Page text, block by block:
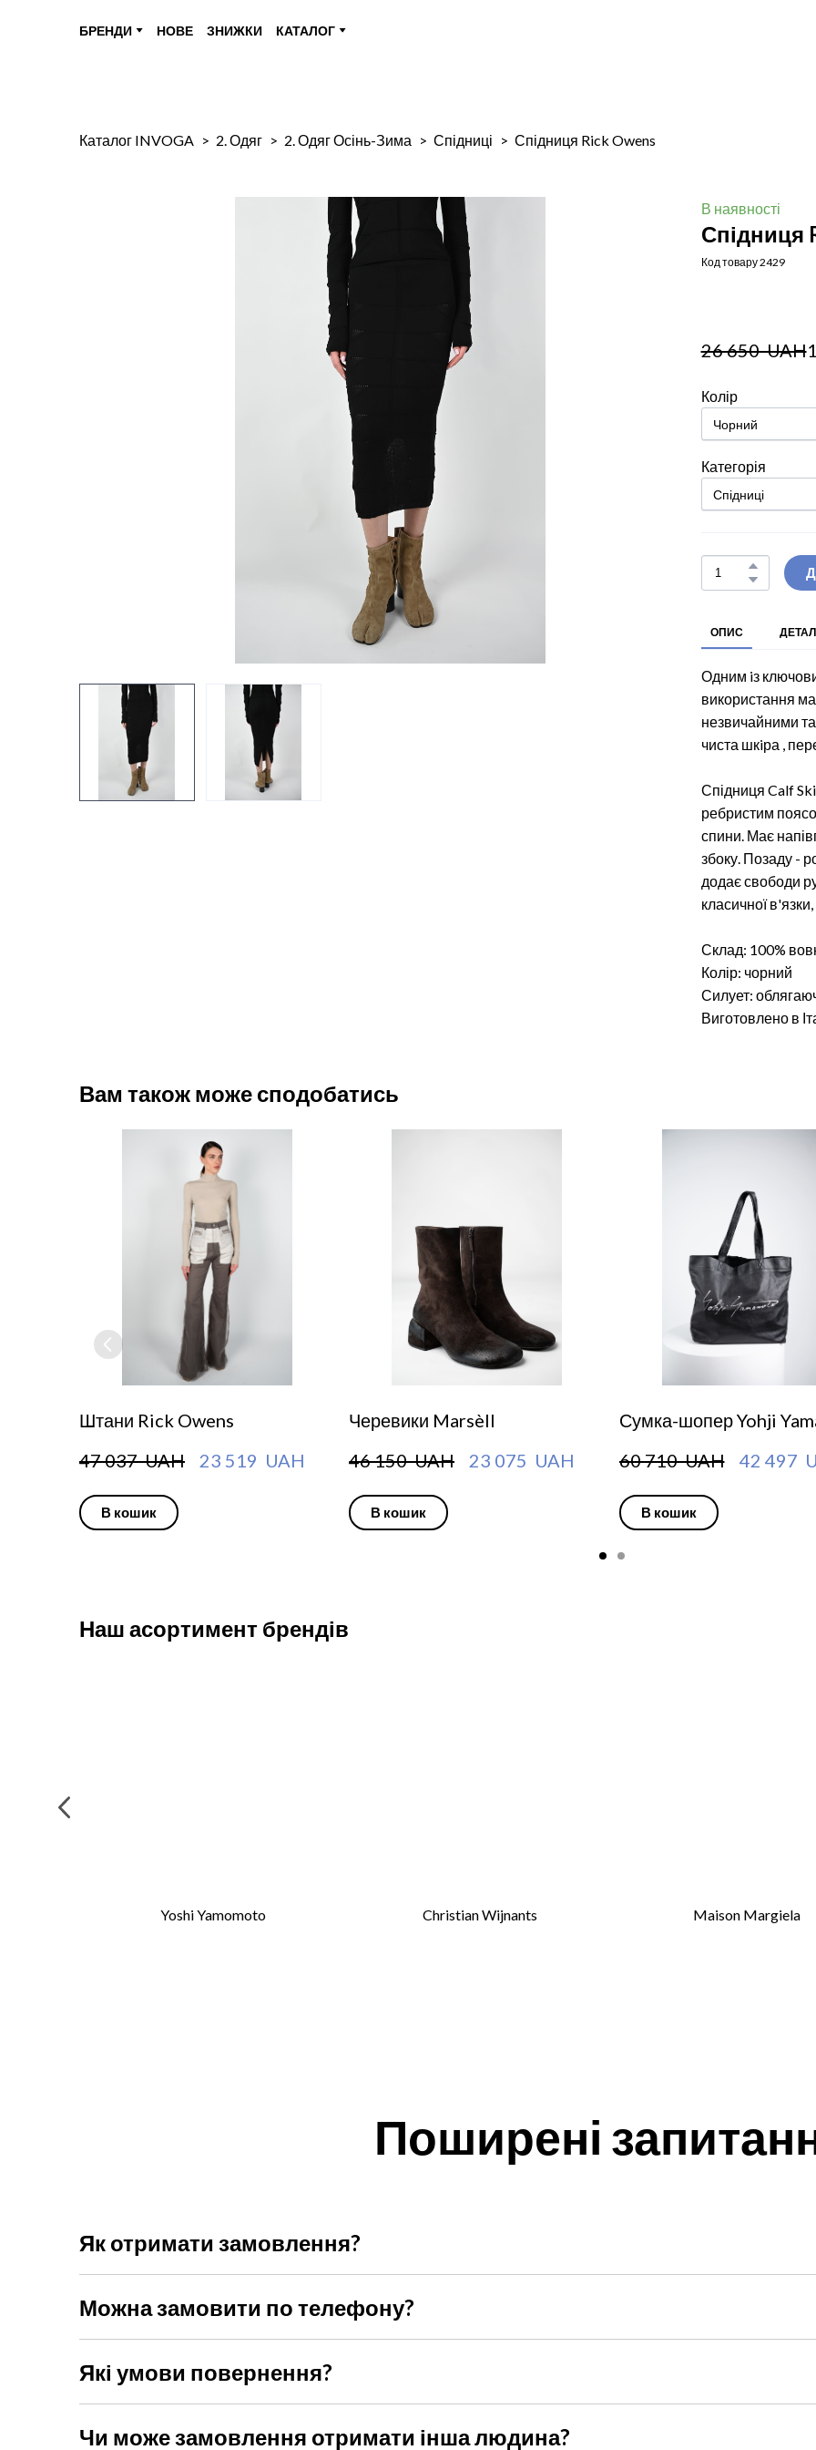
БРЕНДИ НОВЕ ЗНИЖКИ КАТАЛОГ
Каталог INVOGA 2. Одяг 2. Одяг Осінь-Зима Спідниці Спідниця Rick Owens
В наявності
Спідниця
Код товару 2429
26 650  UAH
Колір
Категорія
ОПИС
Одним iз
використання
незвичайними
чиста шкiра ,
Спідниця Calf
ребристим
спини. Має
збоку. Позаду -
додає свободи
класичної
Склад: 100%
Колір: чорний
Силует:
Виготовлено в
Вам також може сподобатись
Штани Rick Owens
47 037  UAH
23 519  UAH
В кошик
Черевики Marsèll
46 150  UAH
23 075  UAH
В кошик
Сумка-шопер Yohji
60 710  UAH
42 497
В кошик
Наш асортимент брендів
Yoshi Yamomoto Christian Wijnants Maison Margiela
Поширені
Як отримати замовлення?
Можна замовити по телефону?
Які умови повернення?
Чи може замовлення отримати інша людина?